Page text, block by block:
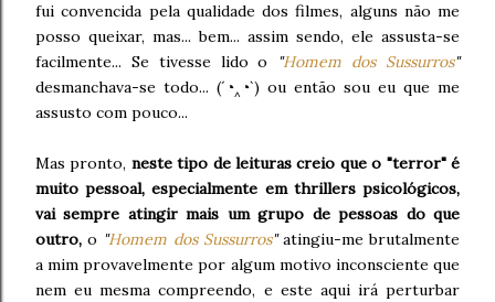
fui convencida pela qualidade dos filmes, alguns não me
posso queixar, mas... bem... assim sendo, ele assusta-se
facilmente... Se tivesse lido o "Homem dos Sussurros"
desmanchava-se todo... (´◔‸◔`) ou então sou eu que me
assusto com pouco...
Mas pronto, neste tipo de leituras creio que o "terror" é
muito pessoal, especialmente em thrillers psicológicos,
vai sempre atingir mais um grupo de pessoas do que
outro,o "Homem dos Sussurros"atingiu-me brutalmente
a mim provavelmente por algum motivo inconsciente que
nem eu mesma compreendo, e este aqui irá perturbar